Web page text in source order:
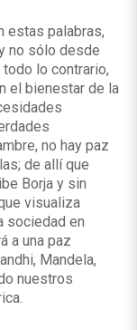
estas palabras,
no sólo desde
lo contrario,
el bienestar de la
no hay paz
de allí que
Borja y sin
visualiza
sociedad en
a una paz
Mandela,
nuestros